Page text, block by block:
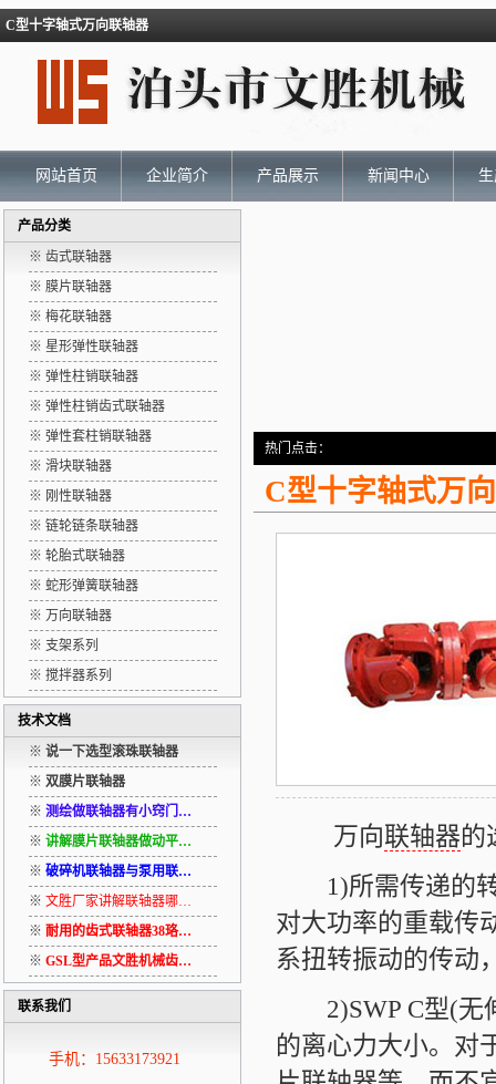
C型十字轴式万向联轴器
网站首页 企业简介 产品展示 新闻中心
产品分类
※ 齿式联轴器
※ 膜片联轴器
※ 梅花联轴器
※ 星形弹性联轴器
※ 弹性柱销联轴器
※ 弹性柱销齿式联轴器
※ 弹性套柱销联轴器
※ 滑块联轴器
※ 刚性联轴器
※ 链轮链条联轴器
※ 轮胎式联轴器
※ 蛇形弹簧联轴器
※ 万向联轴器
※ 支架系列
※ 搅拌器系列
技术文档
※ 说一下选型滚珠联轴器
※ 双膜片联轴器
※ 测绘做联轴器有小窍门…
※ 讲解膜片联轴器做动平…
※ 破碎机联轴器与泵用联…
※ 文胜厂家讲解联轴器哪…
※ 耐用的齿式联轴器38珞…
※ GSL型产品文胜机械齿…
联系我们
手机：15633173921
热门点击：
C型十字轴式万
万向联轴器的
1)所需传递的转
对大功率的重载传
系扭转振动的传动
2)SWP C型(无
的离心力大小。对